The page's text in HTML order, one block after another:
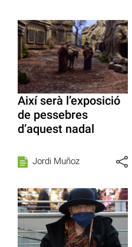
Així serà l’exposició
de pessebres
d’aquest nadal
Jordi Muñoz